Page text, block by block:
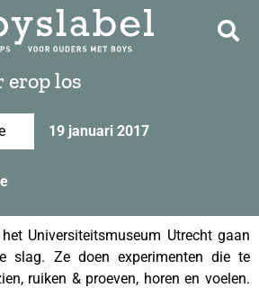
erop los
19 januari 2017
Universiteitsmuseum Utrecht gaan
slag. Ze doen experimenten die te
ruiken & proeven, horen en voelen.